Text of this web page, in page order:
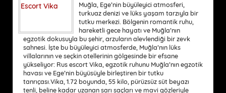
Muğla, Ege’nin büyüleyici atmosferi,
turkuaz denizi ve lüks yaşam tarzıyla bir
tutku merkezi. Bölgenin romantik ruhu,
hareketli gece hayatı ve Muğla’nın
egzotik dokusuyla bu şehir, arzuların alevlendiği bir zevk
sahnesi. İşte bu büyüleyici atmosferde, Muğla’nın lüks
villalarının ve seçkin otellerinin gölgesinde bir efsane
yükseliyor: Rus escort Vika, egzotik ruhunu Muğla’nın egzotik
havası ve Ege’nin büyüsüyle birleştiren bir tutku
tanrıçası.Vika, 1.72 boyunda, 55 kilo, pürüzsüz süt beyazı
tenli, beline kadar uzanan sarı saçları ve mavi gözleriyle